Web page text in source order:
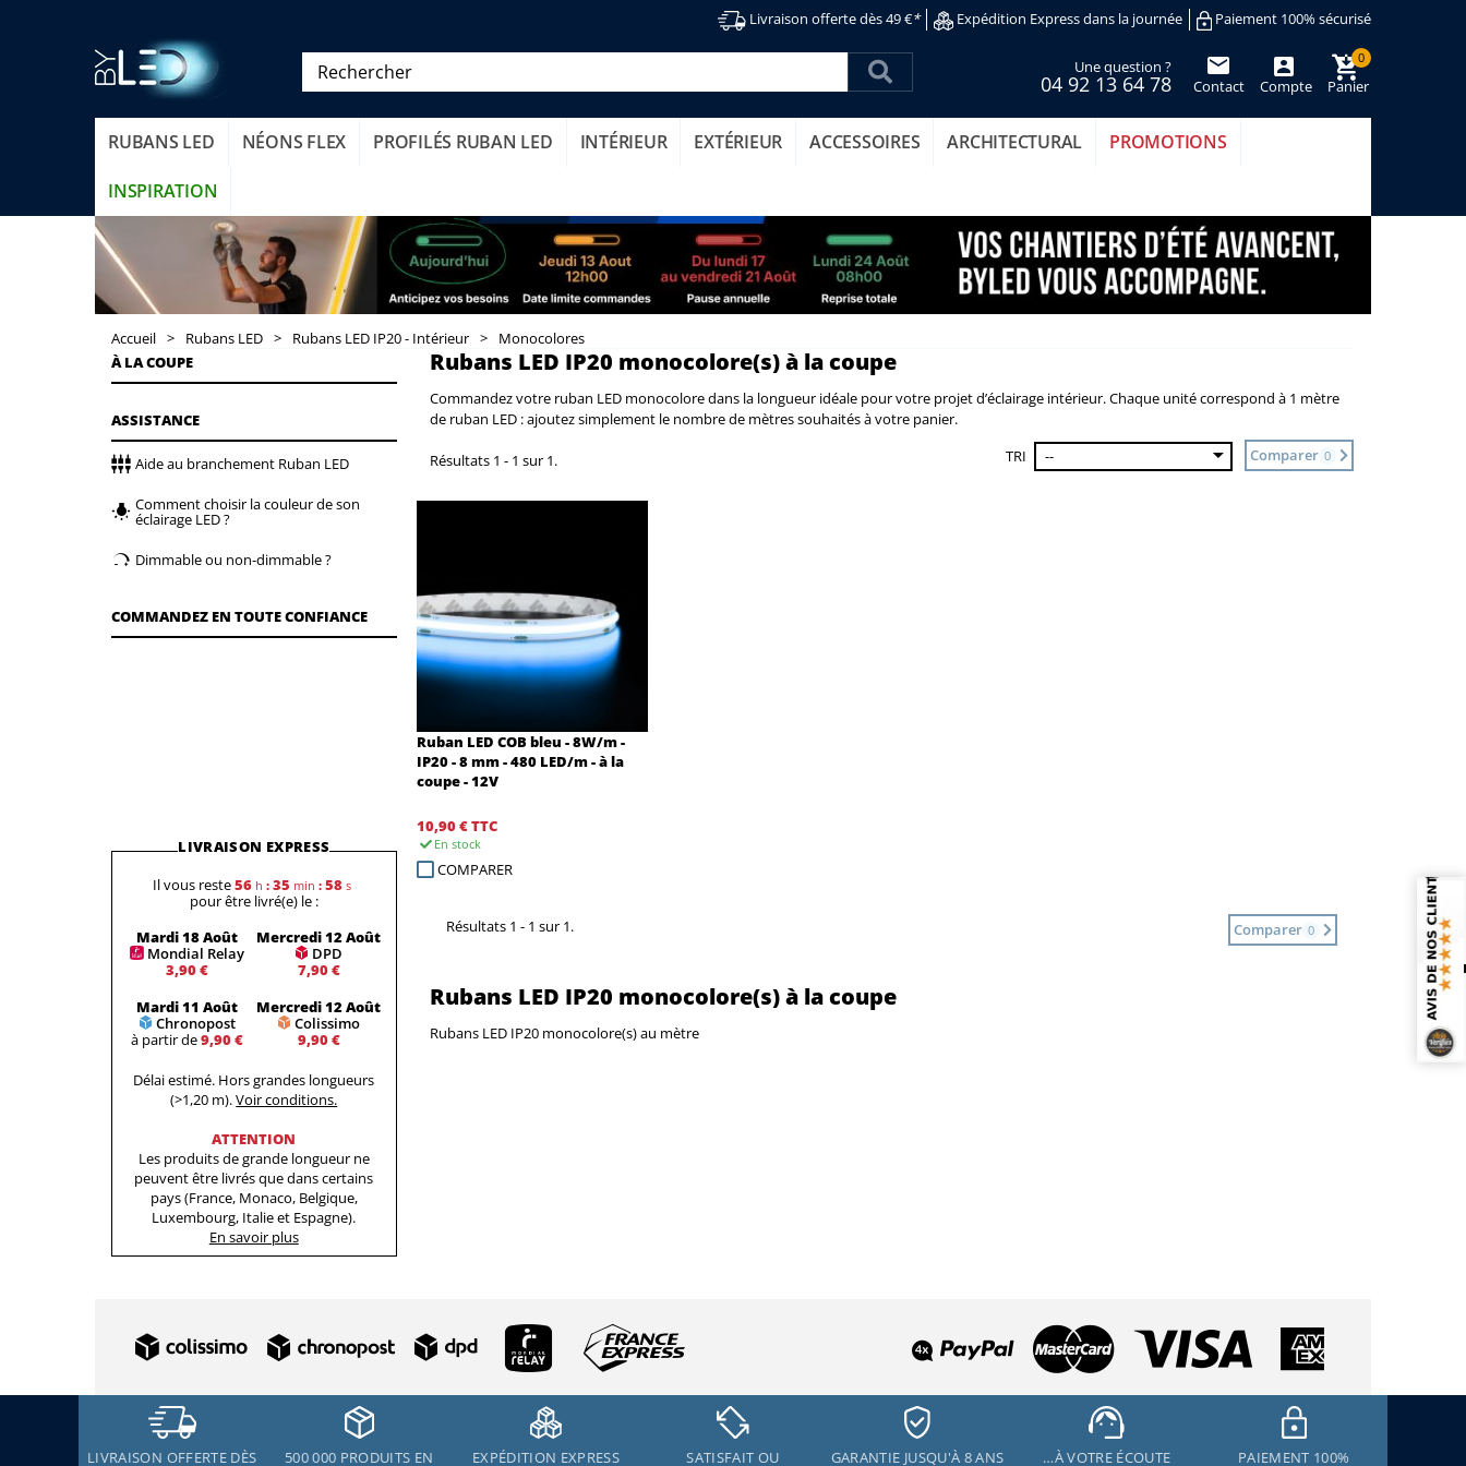
Livraison offerte dès 49 €* Expédition Express dans la journée Paiement 100% sécurisé
Panier
0
Compte
Contact
Une question ?
04 92 13 64 78
RUBANS LED NÉONS FLEX PROFILÉS RUBAN LED INTÉRIEUR EXTÉRIEUR ACCESSOIRES ARCHITECTURAL PROMOTIONS
INSPIRATION
Accueil > Rubans LED > Rubans LED IP20 - Intérieur >
Monocolores
À LA COUPE
ASSISTANCE
Aide au branchement Ruban LED
Comment choisir la couleur de son
éclairage LED ?
Dimmable ou non-dimmable ?
COMMANDEZ EN TOUTE CONFIANCE
LIVRAISON EXPRESS
Il vous reste56 h : 35 min : 58 s
pour être livré(e) le :
Mardi 18 Août
Mondial Relay
3,90 €
Mercredi 12 Août
DPD
7,90 €
Mardi 11 Août
Chronopost
à partir de9,90 €
Mercredi 12 Août
Colissimo
9,90 €
Délai estimé. Hors grandes longueurs
(>1,20 m).Voir conditions.
ATTENTION
Les produits de grande longueur ne
peuvent être livrés que dans certains
pays (France, Monaco, Belgique,
Luxembourg, Italie et Espagne).
En savoir plus
Rubans LED IP20 monocolore(s) à la coupe
Commandez votre ruban LED monocolore dans la longueur idéale pour votre projet d’éclairage intérieur. Chaque unité correspond à 1 mètre
de ruban LED : ajoutez simplement le nombre de mètres souhaités à votre panier.
Résultats 1 - 1 sur 1. TRI -- Comparer 0
Ruban LED COB bleu - 8W/m -
IP20 - 8 mm - 480 LED/m - à la
coupe - 12V
10,90 €TTC
En stock
COMPARER
Comparer 0
Résultats 1 - 1 sur 1.
Rubans LED IP20 monocolore(s) à la coupe
Rubans LED IP20 monocolore(s) au mètre
LIVRAISON OFFERTE DÈS 500 000 PRODUITS EN EXPÉDITION EXPRESS SATISFAIT OU GARANTIE JUSQU'À 8 ANS …À VOTRE ÉCOUTE PAIEMENT 100%